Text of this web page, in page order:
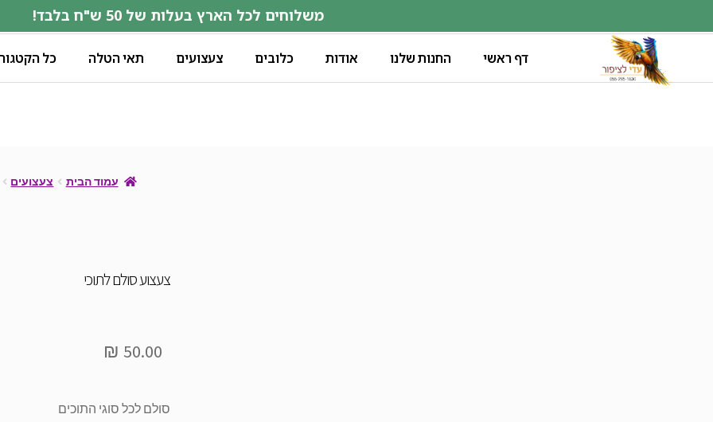
משלוחים לכל הארץ בעלות של 50 ש"ח בלבד!
דף ראשי החנות שלנו אודות כלובים צעצועים תאי הטלה כל
עמוד הבית צעצועים
צעצוע סולם לתוכי
₪ 50.00
סולם לכל סוגי התוכים